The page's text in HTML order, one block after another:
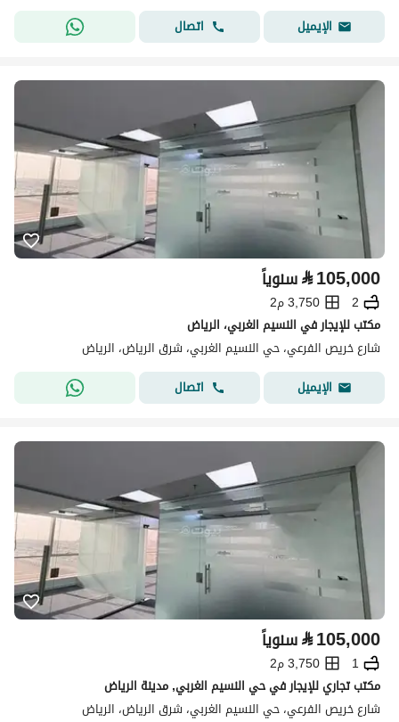
الإيميل
اتصال
⃁105,000 سنوياً
2
3,750 م2
مكتب للإيجار في النسيم الغربي، الرياض
شارع خريص الفرعي، حي النسيم الغربي، شرق الرياض، الرياض
الإيميل
اتصال
⃁105,000 سنوياً
1
3,750 م2
مكتب تجاري للإيجار في حي النسيم الغربي, مدينة الرياض
شارع خريص الفرعي، حي النسيم الغربي، شرق الرياض، الرياض